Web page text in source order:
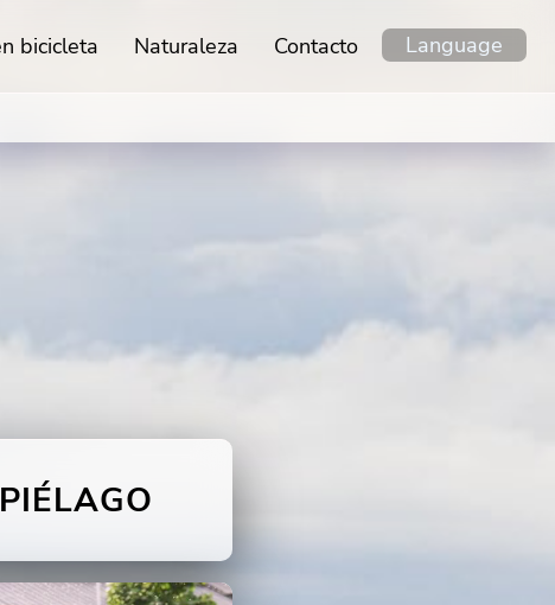
bicicleta Naturaleza Contacto Language